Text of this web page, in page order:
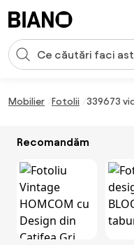
Introducerea căutării
Mobilier Fotolii 339673
Recomandăm